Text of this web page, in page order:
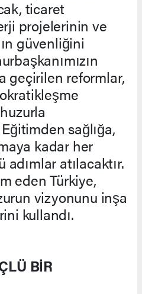
ticaret
projelerinin ve
güvenliğini
geçirilen reformlar,
sağlığa,
kadar her
atılacaktır.
eden Türkiye,
vizyonunu inşa
kullandı.
BİR